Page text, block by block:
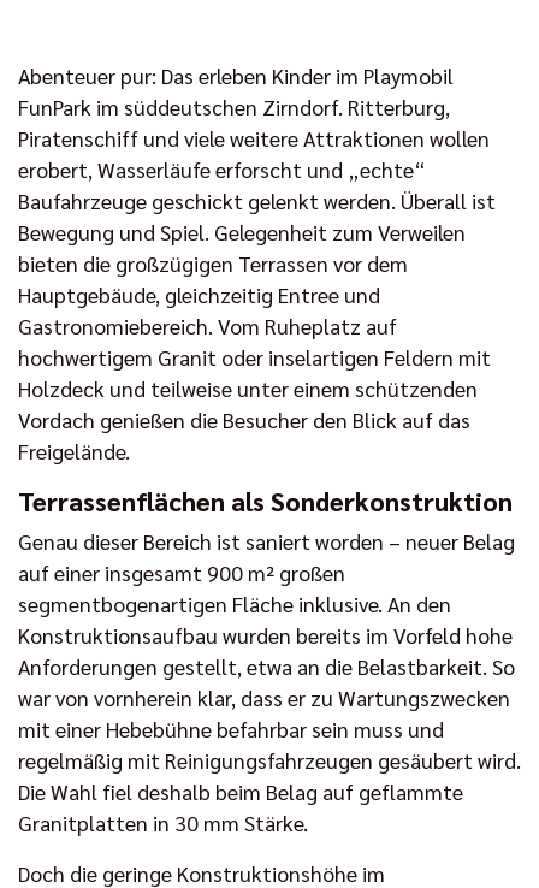
Abenteuer pur: Das erleben Kinder im Playmobil
FunPark im süddeutschen Zirndorf. Ritterburg,
Piratenschiff und viele weitere Attraktionen wollen
erobert, Wasserläufe erforscht und „echte“
Baufahrzeuge geschickt gelenkt werden. Überall ist
Bewegung und Spiel. Gelegenheit zum Verweilen
bieten die großzügigen Terrassen vor dem
Hauptgebäude, gleichzeitig Entree und
Gastronomiebereich. Vom Ruheplatz auf
hochwertigem Granit oder inselartigen Feldern mit
Holzdeck und teilweise unter einem schützenden
Vordach genießen die Besucher den Blick auf das
Freigelände.
Terrassenflächen als Sonderkonstruktion
Genau dieser Bereich ist saniert worden – neuer Belag
auf einer insgesamt 900 m² großen
segmentbogenartigen Fläche inklusive. An den
Konstruktionsaufbau wurden bereits im Vorfeld hohe
Anforderungen gestellt, etwa an die Belastbarkeit. So
war von vornherein klar, dass er zu Wartungszwecken
mit einer Hebebühne befahrbar sein muss und
regelmäßig mit Reinigungsfahrzeugen gesäubert wird.
Die Wahl fiel deshalb beim Belag auf geflammte
Granitplatten in 30 mm Stärke.
Doch die geringe Konstruktionshöhe im